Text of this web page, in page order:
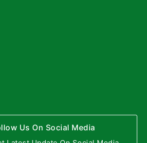
Us On Social Media